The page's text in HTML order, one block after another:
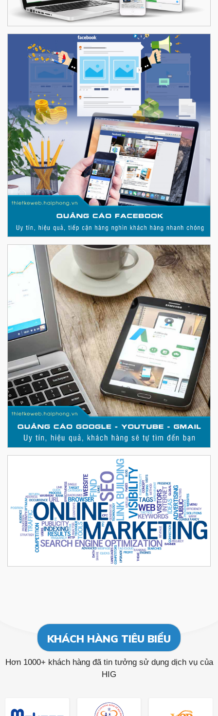
KHÁCH HÀNG TIÊU BIỂU
Hơn 1000+ khách hàng đã tin tưởng sử dụng dịch vụ của
HIG